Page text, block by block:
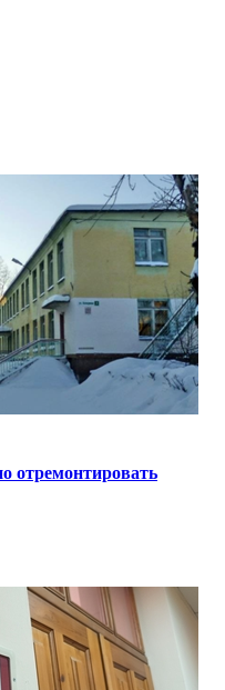
отремонтировать